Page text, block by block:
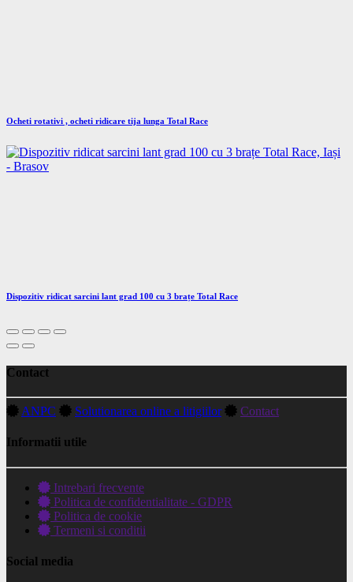
Ocheti rotativi , ocheti ridicare tija lunga Total Race
Dispozitiv ridicat sarcini lant grad 100 cu 3 brațe Total Race
Contact
ANPC Solutionarea online a litigiilor Contact
Informatii utile
Intrebari frecvente
Politica de confidentialitate - GDPR
Politica de cookie
Termeni si conditii
Social media